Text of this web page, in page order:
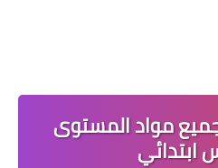
مواد المستوى
ابتدائي